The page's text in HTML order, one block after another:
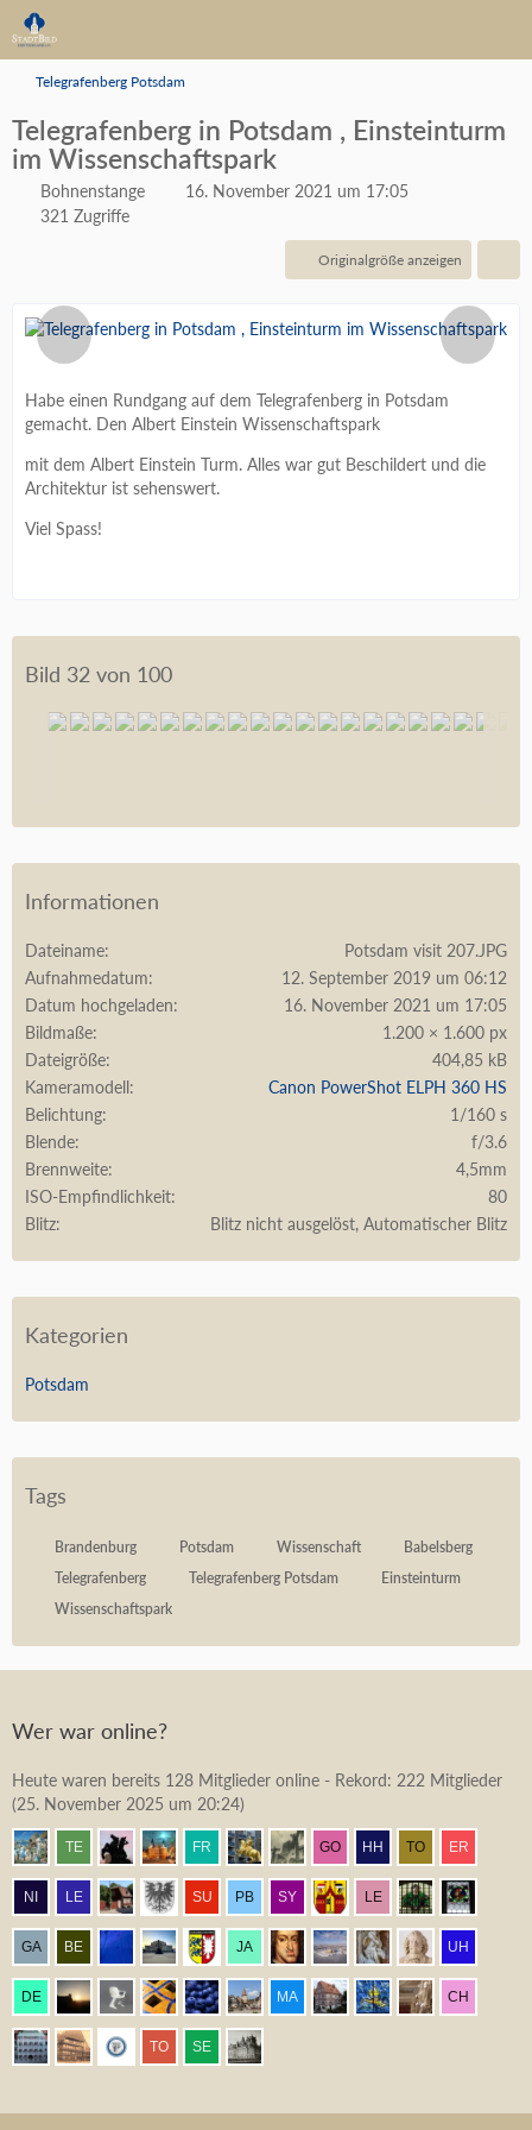
Telegrafenberg Potsdam
Telegrafenberg in Potsdam , Einsteinturm
im Wissenschaftspark
Bohnenstange
16. November 2021 um 17:05
321 Zugriffe
Originalgröße anzeigen
Habe einen Rundgang auf dem Telegrafenberg in Potsdam
gemacht. Den Albert Einstein Wissenschaftspark
mit dem Albert Einstein Turm. Alles war gut Beschildert und die
Architektur ist sehenswert.
Viel Spass!
Bild 32 von 100
Informationen
Dateiname
Potsdam visit 207.JPG
Aufnahmedatum
12. September 2019 um 06:12
Datum hochgeladen
16. November 2021 um 17:05
Bildmaße
1.200 × 1.600 px
Dateigröße
404,85 kB
Kameramodell
Canon PowerShot ELPH 360 HS
Belichtung
1/160 s
Blende
f/3.6
Brennweite
4,5mm
ISO-Empfindlichkeit
80
Blitz
Blitz nicht ausgelöst, Automatischer Blitz
Kategorien
Potsdam
Tags
Brandenburg Potsdam Wissenschaft
Babelsberg
Telegrafenberg
Telegrafenberg Potsdam
Einsteinturm
Wissenschaftspark
Wer war online?
Heute waren bereits 128 Mitglieder online - Rekord: 222 Mitglieder
(25. November 2025 um 20:24)